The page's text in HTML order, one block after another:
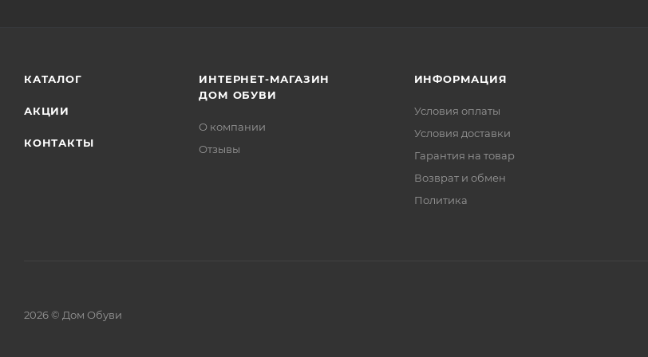
КАТАЛОГ
АКЦИИ
КОНТАКТЫ
ИНТЕРНЕТ-МАГАЗИН
ДОМ ОБУВИ
О компании
Отзывы
ИНФОРМАЦИЯ
Условия оплаты
Условия доставки
Гарантия на товар
Возврат и обмен
Политика
2026 © Дом Обуви